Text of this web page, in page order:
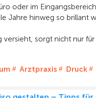
oder im
Jahre hinweg so brillant
sorgt nicht nur
Arztpraxis Druck